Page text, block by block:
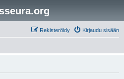
Kirjaudu sisään
Rekisteröidy